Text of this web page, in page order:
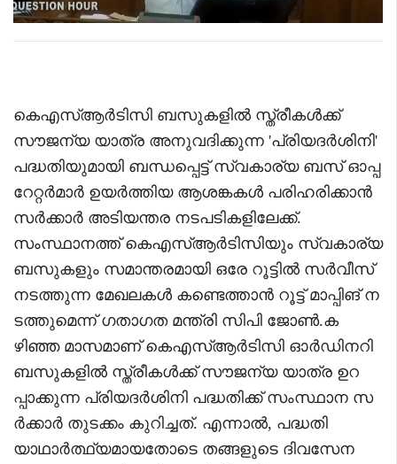
കെഎസ്ആർടിസി ബസുകളിൽ സ്ത്രീകൾക്ക്
സൗജന്യ യാത്ര അനുവദിക്കുന്ന 'പ്രിയദർശിനി'
പദ്ധതിയുമായി ബന്ധപ്പെട്ട് സ്വകാര്യ ബസ് ഓപ്പ
റേറ്റർമാർ ഉയർത്തിയ ആശങ്കകൾ പരിഹരിക്കാൻ
സർക്കാർ അടിയന്തര നടപടികളിലേക്ക്.
സംസ്ഥാനത്ത് കെഎസ്ആർടിസിയും സ്വകാര്യ
ബസുകളും സമാന്തരമായി ഒരേ റൂട്ടിൽ സർവീസ്
നടത്തുന്ന മേഖലകൾ കണ്ടെത്താൻ റൂട്ട് മാപ്പിങ് ന
ടത്തുമെന്ന് ഗതാഗത മന്ത്രി സിപി ജോൺ.ക
ഴിഞ്ഞ മാസമാണ് കെഎസ്ആർടിസി ഓർഡിനറി
ബസുകളിൽ സ്ത്രീകൾക്ക് സൗജന്യ യാത്ര ഉറ
പ്പാക്കുന്ന പ്രിയദർശിനി പദ്ധതിക്ക് സംസ്ഥാന സ
ർക്കാർ തുടക്കം കുറിച്ചത്. എന്നാൽ, പദ്ധതി
യാഥാർത്ഥ്യമായതോടെ തങ്ങളുടെ ദിവസേന